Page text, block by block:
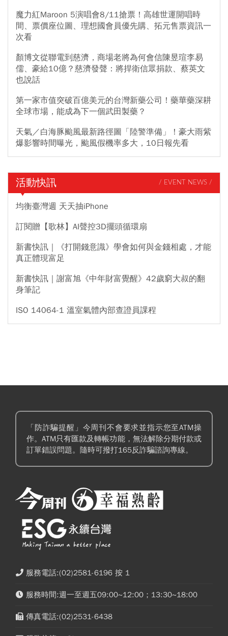
魔力紅Maroon 5演唱會8/11搶票！高雄世運開唱時
間、票價座位圖、理想國會員優先購、拓元售票資訊一
次看
顏博文從聯電到慈濟，商場老將為何會信陳昱瑄李易
儒、豪給10億？慈濟發聲：將捍衛信眾捐款、蔡英文
也說話
第一家市值突破百億美元的台灣新藥公司！藥華藥深耕
全球市場，能成為下一個武田製藥？
天氣／白海豚颱風最新路徑圖「陸警準備」！豪大雨紫
爆影響時間曝光，颱風假機率多大，10日報先看
活動快訊 / EVENT NEWS /
均衡臺灣週 天天抽iPhone
訂閱贈【歌林】AI聲控3D擺頭循環扇
新書快訊｜《打開錢意識》學會如何與金錢相處，才能
真正體現富足
新書快訊｜謝富旭《中年財富覺醒》42歲窮大叔的翻
身筆記
ISO 14064-1 溫室氣體內部查證員課程
「防詐騙提醒」今周刊不會要求並指示您至ATM操
作。ATM只有匯款及轉帳功能，無法解除分期付款或
訂單錯誤問題。隨時可撥打165反詐騙諮詢專線。
服務電話:(02)2581-6196 按 1
服務時間:週一至週五09:00~12:00；13:30~18:00
傳真電話:(02)2531-6438